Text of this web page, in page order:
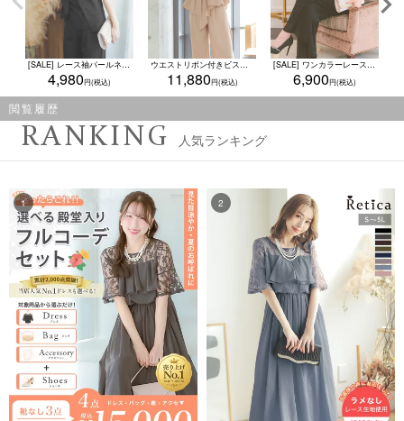
4,980 11,880 6,900
閲覧履歴
RANKING 人気ランキング